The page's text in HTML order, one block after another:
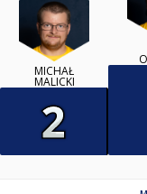
MICHAŁ
MALICKI